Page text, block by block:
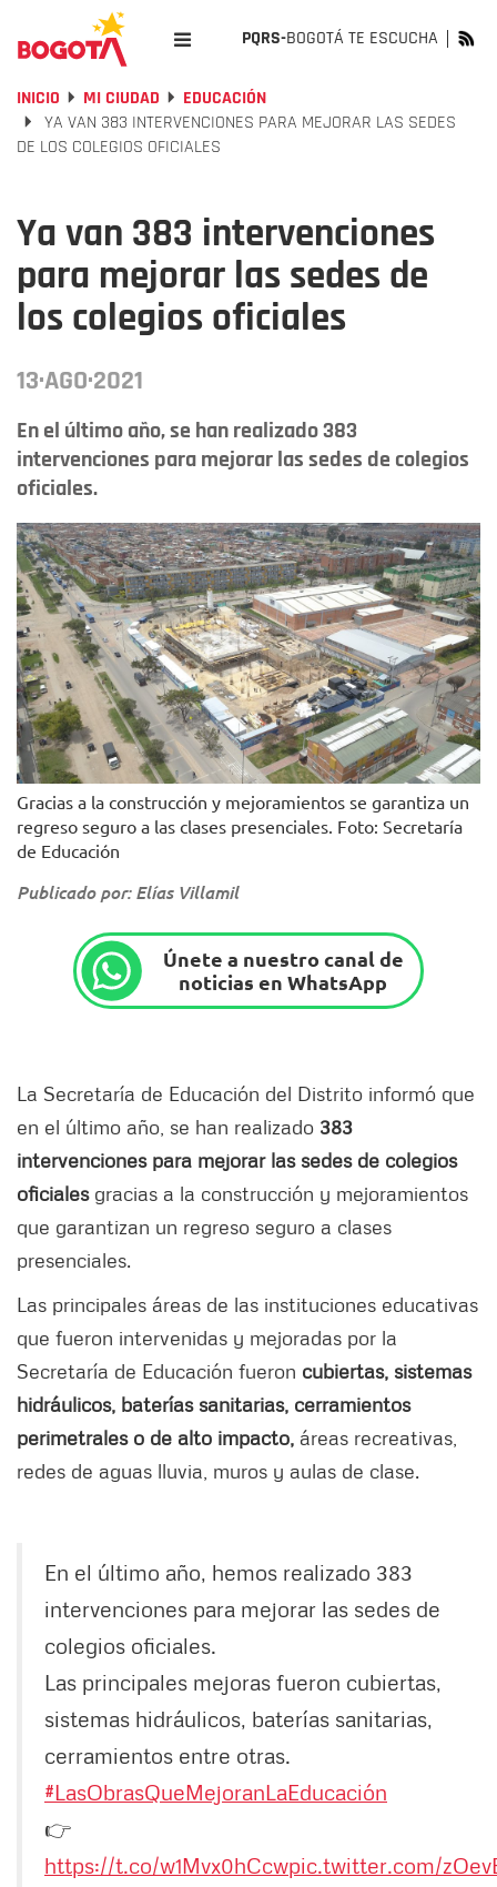
PQRS-BOGOTÁ TE ESCUCHA
INICIO MI CIUDAD
EDUCACIÓN
YA VAN 383 INTERVENCIONES PARA MEJORAR LAS SEDES
DE LOS COLEGIOS OFICIALES
Ya van 383 intervenciones
para mejorar las sedes de
los colegios oficiales
13·AGO·2021
En el último año, se han realizado 383
intervenciones para mejorar las sedes de colegios
oficiales.
Gracias a la construcción y mejoramientos se garantiza un
regreso seguro a las clases presenciales. Foto: Secretaría
de Educación
Publicado por: Elías Villamil
Únete a nuestro canal de
noticias en WhatsApp
La Secretaría de Educación del Distrito informó que
en el último año, se han realizado 383
intervenciones para mejorar las sedes de colegios
oficialesgracias a la construcción y mejoramientos
que garantizan un regreso seguro a clases
presenciales.
Las principales áreas de las instituciones educativas
que fueron intervenidas y mejoradas por la
Secretaría de Educación fueron cubiertas, sistemas
hidráulicos, baterías sanitarias, cerramientos
perimetrales o de alto impacto, áreas recreativas,
redes de aguas lluvia, muros y aulas de clase.
En el último año, hemos realizado 383
intervenciones para mejorar las sedes de
colegios oficiales.
Las principales mejoras fueron cubiertas,
sistemas hidráulicos, baterías sanitarias,
cerramientos entre otras.
#LasObrasQueMejoranLaEducación
👉
https://t.co/w1Mvx0hCcwpic.twitter.com/